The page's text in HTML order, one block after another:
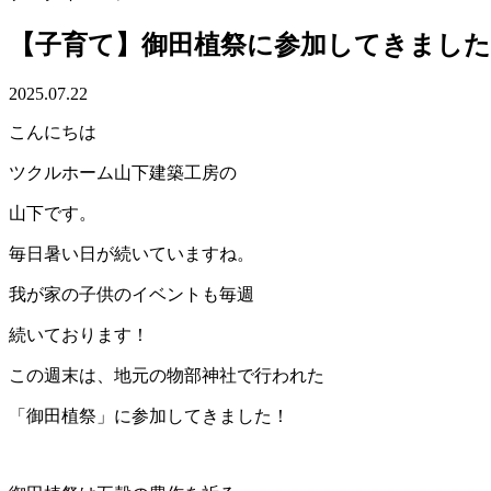
【子育て】御田植祭に参加してきまし
2025.07.22
こんにちは
ツクルホーム山下建築工房の
山下です。
毎日暑い日が続いていますね。
我が家の子供のイベントも毎週
続いております！
この週末は、地元の物部神社で行われた
「御田植祭」に参加してきました！